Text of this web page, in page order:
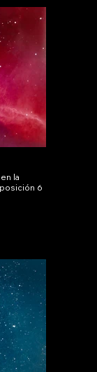
la
6